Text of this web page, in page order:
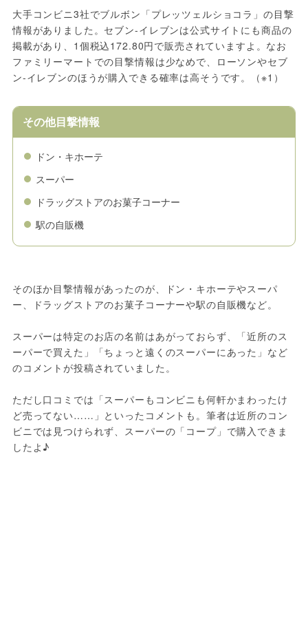
大手コンビニ3社でブルボン「プレッツェルショコラ」の目撃
情報がありました。セブン-イレブンは公式サイトにも商品の
掲載があり、1個税込172.80円で販売されていますよ。なお
ファミリーマートでの目撃情報は少なめで、ローソンやセブ
ン-イレブンのほうが購入できる確率は高そうです。（※1）
その他目撃情報
ドン・キホーテ
スーパー
ドラッグストアのお菓子コーナー
駅の自販機
そのほか目撃情報があったのが、ドン・キホーテやスーパ
ー、ドラッグストアのお菓子コーナーや駅の自販機など。
スーパーは特定のお店の名前はあがっておらず、「近所のス
ーパーで買えた」「ちょっと遠くのスーパーにあった」など
のコメントが投稿されていました。
ただし口コミでは「スーパーもコンビニも何軒かまわったけ
ど売ってない……」といったコメントも。筆者は近所のコン
ビニでは見つけられず、スーパーの「コープ」で購入できま
したよ♪